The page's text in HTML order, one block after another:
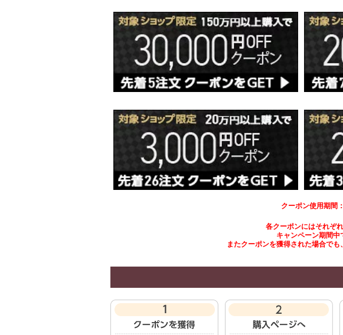
クーポン使用期間
各クーポンにはそれぞ
キャンペーン期間中
またクーポンを獲得された場合で